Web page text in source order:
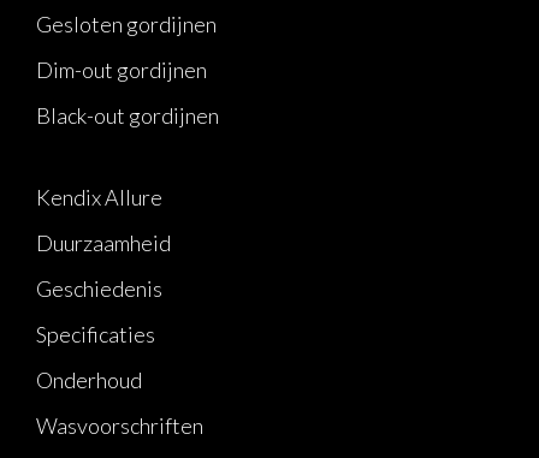
Gesloten gordijnen
Dim-out gordijnen
Black-out gordijnen
Kendix Allure
Duurzaamheid
Geschiedenis
Specificaties
Onderhoud
Wasvoorschriften